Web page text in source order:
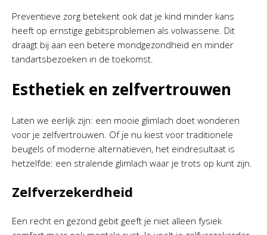
Preventieve zorg betekent ook dat je kind minder kans
heeft op ernstige gebitsproblemen als volwassene. Dit
draagt bij aan een betere mondgezondheid en minder
tandartsbezoeken in de toekomst.
Esthetiek en zelfvertrouwen
Laten we eerlijk zijn: een mooie glimlach doet wonderen
voor je zelfvertrouwen. Of je nu kiest voor traditionele
beugels of moderne alternatieven, het eindresultaat is
hetzelfde: een stralende glimlach waar je trots op kunt zijn.
Zelfverzekerdheid
Een recht en gezond gebit geeft je niet alleen fysiek